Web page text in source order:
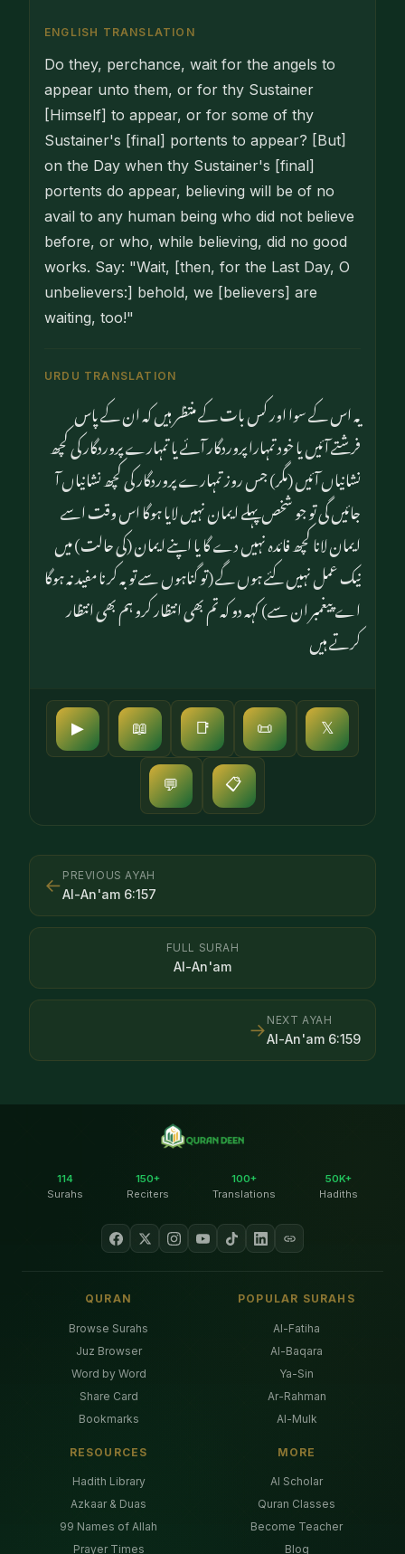
ENGLISH TRANSLATION
Do they, perchance, wait for the angels to
appear unto them, or for thy Sustainer
[Himself] to appear, or for some of thy
Sustainer's [final] portents to appear? [But]
on the Day when thy Sustainer's [final]
portents do appear, believing will be of no
avail to any human being who did not believe
before, or who, while believing, did no good
works. Say: "Wait, [then, for the Last Day, O
unbelievers:] behold, we [believers] are
waiting, too!"
URDU TRANSLATION
یہ اس کے سوا اور کس بات کے منتظر ہیں کہ ان کے پاس
فرشتے آئیں یا خود تمہارا پروردگار آئے یا تمہارے پروردگار کی کچھ
نشانیاں آئیں (مگر) جس روز تمہارے پروردگار کی کچھ نشانیاں آ
جائیں گی تو جو شخص پہلے ایمان نہیں لایا ہوگا اس وقت اسے
ایمان لانا کچھ فائدہ نہیں دے گا یا اپنے ایمان (کی حالت) میں
نیک عمل نہیں کئے ہوں گے (تو گناہوں سے توبہ کرنا مفید نہ ہوگا
اے پیغمبر ان سے) کہہ دو کہ تم بھی انتظار کرو ہم بھی انتظار
کرتے ہیں
▶ 📖 📑 📜 𝕏
💬 📋
← PREVIOUS AYAH
Al-An'am 6:157
FULL SURAH
Al-An'am
NEXT AYAH
Al-An'am 6:159
→
114
Surahs
150+
Reciters
100+
Translations
50K+
Hadiths
QURAN
Browse Surahs
Juz Browser
Word by Word
Share Card
Bookmarks
POPULAR SURAHS
Al-Fatiha
Al-Baqara
Ya-Sin
Ar-Rahman
Al-Mulk
RESOURCES
Hadith Library
Azkaar & Duas
99 Names of Allah
Prayer Times
MORE
AI Scholar
Quran Classes
Become Teacher
Blog